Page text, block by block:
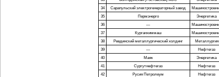
34
Сарапульский электрогенераторный завод
35
Пермэнерго
Энергетика
36
—
37
Курганхиммаш
38
Ревдинский металлургический холдинг
Металлургия
39
—
Нефтегаз
40
Маяк
Энергетика
41
Сургутнефтегаз
Нефтегаз
42
Русия Петролеум
Нефтегаз